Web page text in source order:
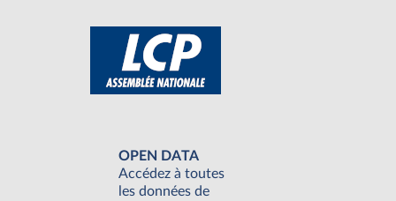
OPEN DATA
Accédez à toutes
les données de